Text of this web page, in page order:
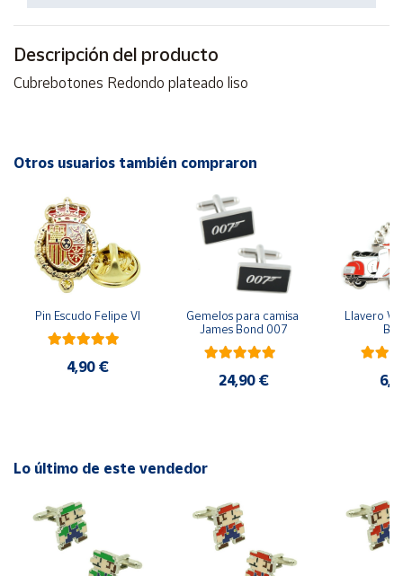
Mapa de
vendedores
vendedor
Cuenta
Área
cliente
Ubicación
Ceuta y
Descripción del producto
Cubrebotones Redondo plateado liso
Otros usuarios también compraron
Pin Escudo Felipe VI
4,90 €
Gemelos para camisa
James Bond 007
24,90 €
Llavero
Lo último de este vendedor